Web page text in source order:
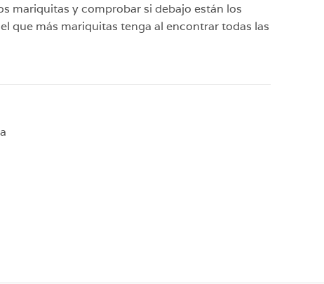
mariquitas y comprobar si debajo están los
que más mariquitas tenga al encontrar todas las